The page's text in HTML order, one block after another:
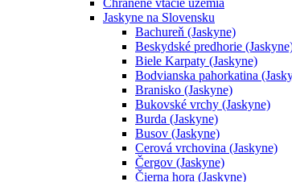
Jaskyne na Slovensku
Bachureň (Jaskyne)
Beskydské predhorie
Biele Karpaty (Jaskyne)
Bodvianska pahorkatina
Branisko (Jaskyne)
Bukovské vrchy (Jaskyne)
Burda (Jaskyne)
Busov (Jaskyne)
Cerová vrchovina (Jaskyne)
Čergov (Jaskyne)
Čierna hora (Jaskyne)